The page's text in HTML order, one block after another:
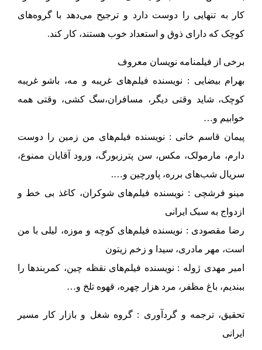
کار به تنهایی را دوست دارد و ترجیح می‌دهد با گروه‌های
کوچک که دارای ذوق و استعداد خوب هستند، کار کند.
برخی از فیلمنامه نویسان معروف
بهرام بیضایی : نویسنده فیلم‌های غریبه و مه، باشو غریبه
کوچک، شاید وقتی دیگر، مسافران،سگ کشی، وقتی همه
خوابیم و…
پیمان قاسم خانی : نویسنده فیلم‌های من زمین را دوست
دارم، مارمولک، مکس، سن پترزبورگ، ورود آقایان ممنوع،
سریال شب‌های برره، پاورچین و….
مینو فرشچی : نویسنده فیلم‌های شوکران، کاغذ بی خط و
ازدواج به سبک ایرانی
رضا مقصودی : نویسنده فیلم‌های کوچه و موزه، لیلی با من
است، مهر مادری، سیدا و زخم زیتون
امیر مهدی ژوله : نویسنده فیلم‌های نقظه چین، کمربندها را
ببندیم، باغ مظفر، مرد هزار چهره، قهوه تلخ و…
تحقیق، ترجمه و گردآوری : گروه شغل و بازار کار مسیر
ایرانی